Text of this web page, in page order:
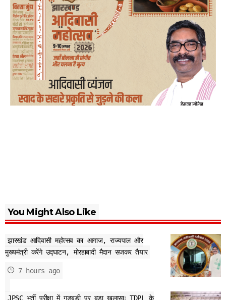
You Might Also Like
झारखंड आदिवासी महोत्सव का आगाज, राज्यपाल और
मुख्यमंत्री करेंगे उद्घाटन, मोरहाबादी मैदान सजकर तैयार
7 hours ago
JPSC भर्ती परीक्षा में गड़बड़ी पर बड़ा खुलासाः TDPL के